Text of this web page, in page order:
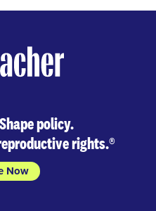
policy.
rights.®
Now